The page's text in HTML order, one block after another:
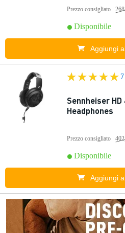
Prezzo consigliato
Disponibile
Aggiungi
Sennheiser
Headphones
Prezzo consigliato
Disponibile
Aggiungi